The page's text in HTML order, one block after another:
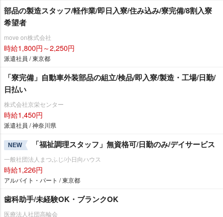
部品の製造スタッフ/軽作業/即日入寮/住み込み/寮完備/8割入寮
希望者
move on株式会社
時給1,800円～2,250円
派遣社員 / 東京都
「寮完備」自動車外装部品の組立/検品/即入寮/製造・工場/日勤/
日払い
株式会社京栄センター
時給1,450円
派遣社員 / 神奈川県
NEW 「福祉調理スタッフ」無資格可/日勤のみ/デイサービス
一般社団法人まつふじ/小日向ハウス
時給1,226円
アルバイト・パート / 東京都
歯科助手/未経験OK・ブランクOK
医療法人社団高輪会